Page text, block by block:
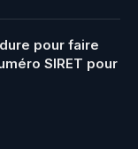
pour faire
SIRET pour